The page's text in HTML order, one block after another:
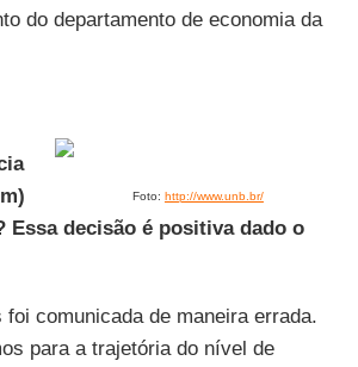
do departamento de economia da
Foto: http://www.unb.br/
Essa decisão é positiva dado o
comunicada de maneira errada.
para a trajetória do nível de